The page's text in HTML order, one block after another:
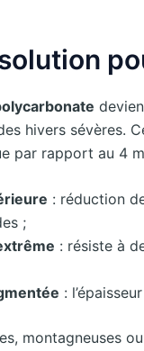
hivers sévères.
par rapport au 4
: réduction
;
: résiste à
:
montagneuses